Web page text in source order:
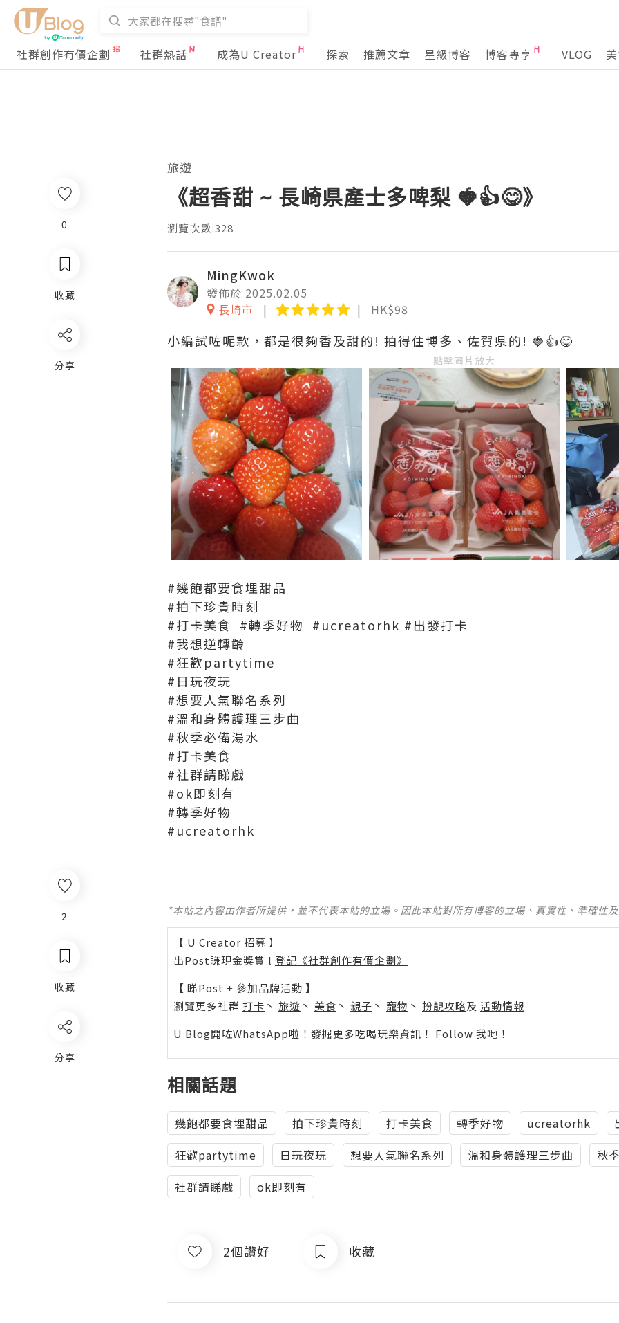
社群創作有價企劃
社群熱話 成為U Creator 探索 推薦文章 星級博客 博客專享 VLOG
2
收藏
分享
旅遊
《超香甜 ~ 長崎県產士多啤梨 🍓👍😋》
瀏覽次數:328
MingKwok
發佈於 2025.02.05
長崎市
HK$98
小編試咗呢款，都是很夠香及甜的! 拍得住博多、佐賀県的! 🍓👍😋
點擊圖片放大
#幾飽都要食埋甜品
#拍下珍貴時刻
#打卡美食 #轉季好物 #ucreatorhk #出發打卡
#我想逆轉齡
#狂歡partytime
#日玩夜玩
#想要人氣聯名系列
#溫和身體護理三步曲
#秋季必備湯水
#打卡美食
#社群請睇戲
#ok即刻有
#轉季好物
#ucreatorhk
*本站之內容由作者所提供，並不代表本站的立場。因此本站對所有博客的立場、真實性、準確性
【 U Creator 招募 】
出Post賺現金獎賞 l 登記《社群創作有價企劃》
【 睇Post + 參加品牌活動 】
瀏覽更多社群 打卡 丶 旅遊 丶 美食 丶 親子 丶 寵物 丶 扮靚攻略及 活動情報
U Blog開咗WhatsApp啦！發掘更多吃喝玩樂資訊！ Follow 我哋 ！
相關話題
幾飽都要食埋甜品 拍下珍貴時刻 打卡美食 轉季好物 ucreatorhk
狂歡partytime
日玩夜玩 想要人氣聯名系列 溫和身體護理三步曲
秋
社群請睇戲
ok即刻有
2個讚好 收藏
0
收藏
分享